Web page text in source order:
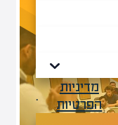
מדיניות
הפרטיות
.